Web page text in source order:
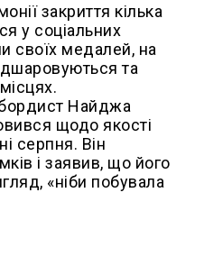
закриття кілька
у соціальних
своїх медалей, на
та
Найджа
щодо якості
серпня. Він
і заявив, що його
«ніби побувала